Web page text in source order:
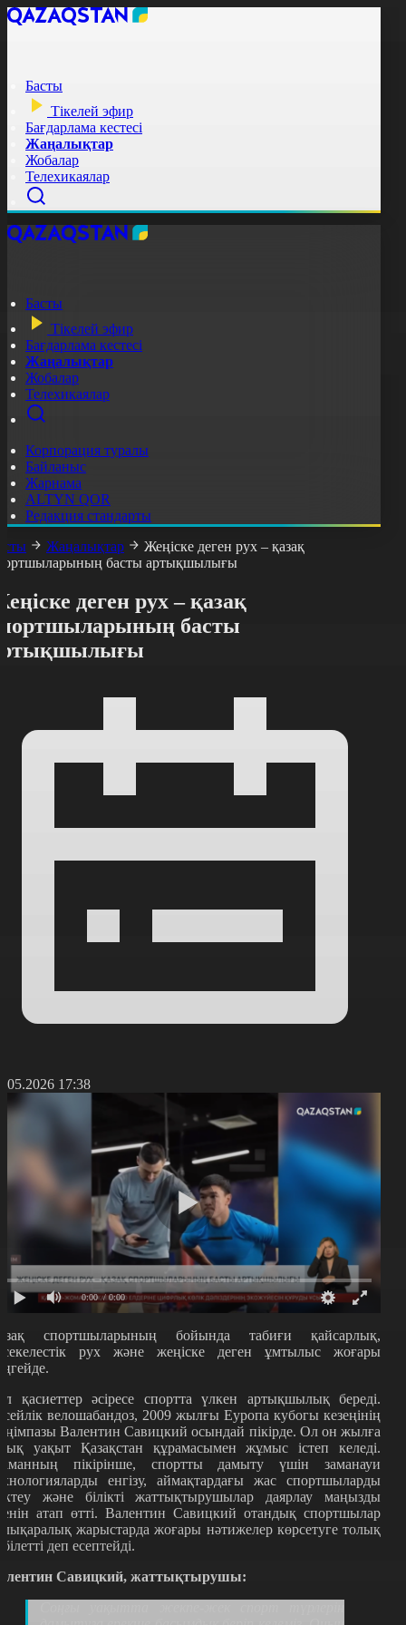
Басты
Тікелей эфир
Бағдарлама кестесі
Жаңалықтар
Жобалар
Телехикаялар
Басты
Тікелей эфир
Бағдарлама кестесі
Жаңалықтар
Жобалар
Телехикаялар
Корпорация туралы
Байланыс
Жарнама
ALTYN QOR
Редакция стандарты
Жаңалықтар
Жеңіске деген рух – қазақ
басты артықшылығы
деген рух – қазақ
басты
17:38
0:00 / 0:00
спортшыларының бойында табиғи қайсарлық,
рух және жеңіске деген ұмтылыс жоғары
қасиеттер әсіресе спортта үлкен артықшылық береді.
велошабандоз, 2009 жылғы Еуропа кубогы кезеңінің
Валентин Савицкий осындай пікірде. Ол он жылға
уақыт Қазақстан құрамасымен жұмыс істеп келеді.
пікірінше, спортты дамыту үшін заманауи
енгізу, аймақтардағы жас спортшыларды
және білікті жаттықтырушылар даярлау маңызды
атап өтті. Валентин Савицкий отандық спортшылар
жарыстарда жоғары нәтижелер көрсетуге толық
деп есептейді.
Савицкий, жаттықтырушы: